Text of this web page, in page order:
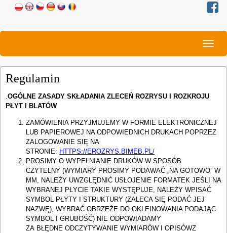
Regulamin
.OGÓLNE ZASADY SKŁADANIA ZLECEŃ ROZRYSU I ROZKROJU
PŁYT I BLATÓW
ZAMÓWIENIA PRZYJMUJEMY W FORMIE ELEKTRONICZNEJ
LUB PAPIEROWEJ NA ODPOWIEDNICH DRUKACH POPRZEZ
ZALOGOWANIE SIĘ NA
STRONIE: HTTPS://EROZRYS.BIMEB.PL/
PROSIMY O WYPEŁNIANIE DRUKÓW W SPOSÓB
CZYTELNY (WYMIARY PROSIMY PODAWAĆ „NA GOTOWO” W
MM, NALEŻY UWZGLĘDNIĆ USŁOJENIE FORMATEK JEŚLI NA
WYBRANEJ PŁYCIE TAKIE WYSTĘPUJE, NALEŻY WPISAĆ
SYMBOL PŁYTY I STRUKTURY (ZALECA SIĘ PODAĆ JEJ
NAZWĘ), WYBRAĆ OBRZEŻE DO OKLEINOWANIA PODAJĄC
SYMBOL I GRUBOŚĆ) NIE ODPOWIADAMY
ZA BŁĘDNE ODCZYTYWANIE WYMIARÓW I OPISÓWZ